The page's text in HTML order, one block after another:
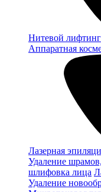
Нитевой лифтинг
Аппаратная
Лазерная
Удаление
шлифовка лица
Удаление